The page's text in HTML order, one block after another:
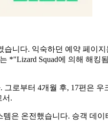
니다. 익숙하던 예약 페이지
*"Lizard Squad에 의해 해킹
로부터 4개월 후, 17편은 우
서.
은 온전했습니다. 승객 데이